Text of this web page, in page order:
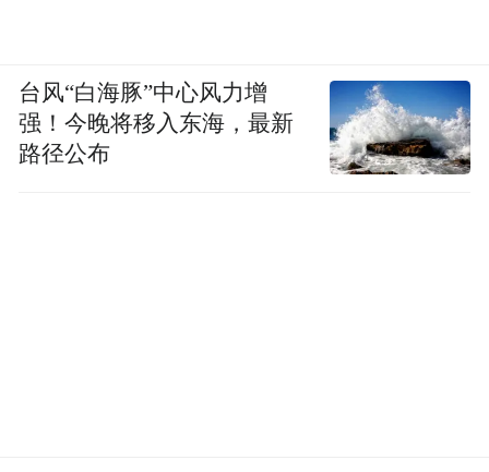
台风“白海豚”中心风力增
强！今晚将移入东海，最新
路径公布